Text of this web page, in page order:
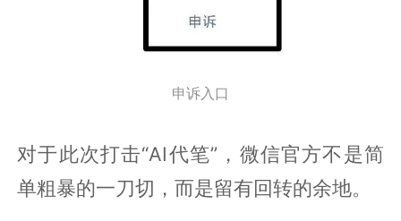
申诉入口
对于此次打击“AI代笔”，微信官方不是简
单粗暴的一刀切，而是留有回转的余地。